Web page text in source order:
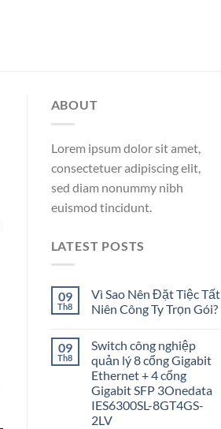
ABOUT
Lorem ipsum dolor sit amet,
consectetuer adipiscing elit,
sed diam nonummy nibh
euismod tincidunt.
LATEST POSTS
09
Th8
Vì Sao Nên Đặt Tiệc Tất
Niên Công Ty Trọn Gói?
09
Th8
Switch công nghiệp
quản lý 8 cổng Gigabit
Ethernet + 4 cổng
Gigabit SFP 3Onedata
IES6300SL-8GT4GS-
2LV